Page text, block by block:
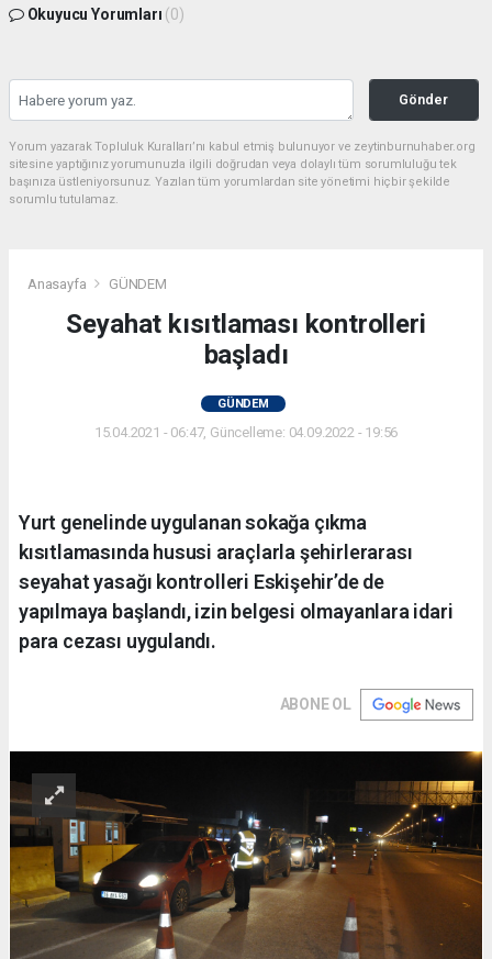
Okuyucu Yorumları (0)
Gönder
Yorum yazarak Topluluk Kuralları’nı kabul etmiş bulunuyor ve zeytinburnuhaber.org
sitesine yaptığınız yorumunuzla ilgili doğrudan veya dolaylı tüm sorumluluğu tek
başınıza üstleniyorsunuz. Yazılan tüm yorumlardan site yönetimi hiçbir şekilde
sorumlu tutulamaz.
Anasayfa GÜNDEM
Seyahat kısıtlaması kontrolleri
başladı
GÜNDEM
15.04.2021 - 06:47, Güncelleme: 04.09.2022 - 19:56
Yurt genelinde uygulanan sokağa çıkma
kısıtlamasında hususi araçlarla şehirlerarası
seyahat yasağı kontrolleri Eskişehir’de de
yapılmaya başlandı, izin belgesi olmayanlara idari
para cezası uygulandı.
ABONE OL